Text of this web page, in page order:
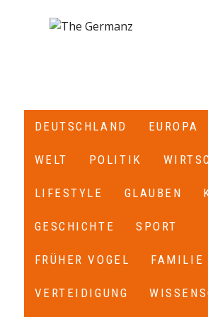
DEUTSCHLAND EUROPA
WELT POLITIK
LIFESTYLE GLAUBEN
GESCHICHTE SPORT
FRÜHER VOGEL FAMILIE
VERTEIDIGUNG